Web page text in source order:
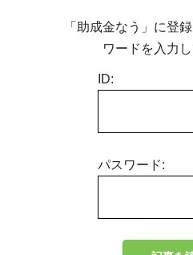
「助成金なう」に登
ワードを入力
ID:
パスワード: